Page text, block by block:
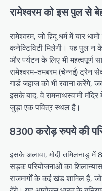
रामेश्वरम को इस पुल से
रामेश्वरम, जो हिंदू धर्म में चार
कनेक्टिविटी मिलेगी। यह पुल न
और पर्यटन के लिए भी महत्वपूर्ण
रामेश्वरम-तमबरम (चेन्नई) ट्रेन
गार्ड जहाज को भी रवाना करेंगे,
इसके बाद, वे रामनाथस्वामी
जुड़ा एक पवित्र स्थल है।
8300 करोड़ रुपये की
इसके अलावा, मोदी तमिलनाडु
सड़क परियोजनाओं का
राजमार्गों के कई खंड शामिल हैं,